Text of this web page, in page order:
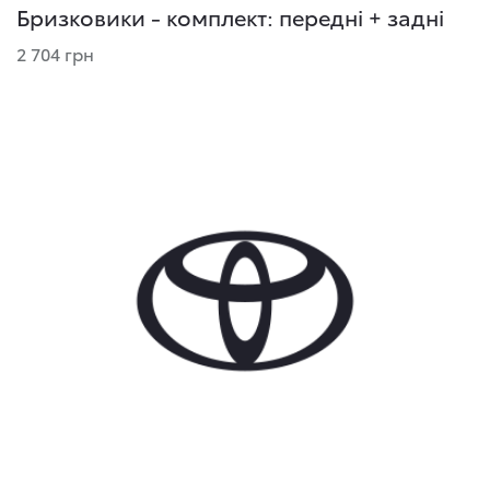
Бризковики - комплект: передні + задні
2 704 грн